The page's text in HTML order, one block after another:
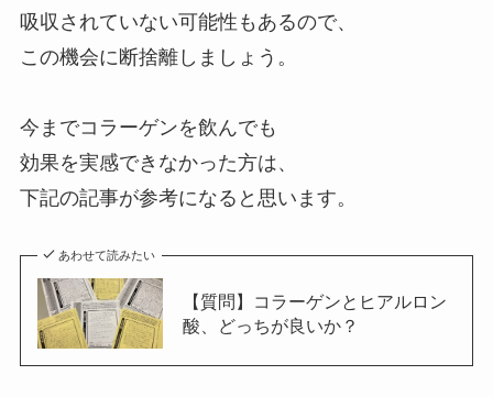
吸収されていない可能性もあるので、
この機会に断捨離しましょう。
今までコラーゲンを飲んでも
効果を実感できなかった方は、
下記の記事が参考になると思います。
あわせて読みたい
【質問】コラーゲンとヒアルロン
酸、どっちが良いか？